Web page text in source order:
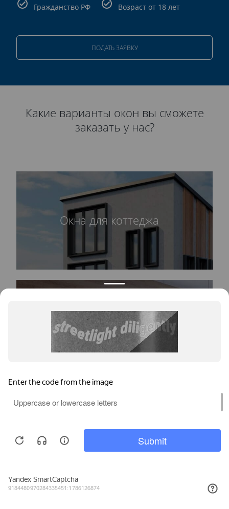
Гражданство РФ Возраст от 18 лет
ПОДАТЬ ЗАЯВКУ
Какие варианты окон вы сможете
заказать у нас?
Окна для коттеджа
Окна для квартиры
Окна для дачи
Мы используем файлы cookie, метрические программы и системы
ПРИНЯТЬ